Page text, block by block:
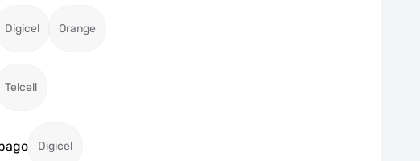
Digicel Orange
Telcell
Digicel